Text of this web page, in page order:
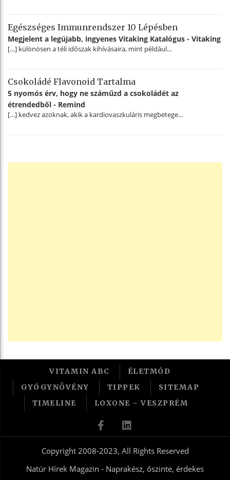
Egészséges Immunrendszer 10 Lépésben
Megjelent a legújabb, ingyenes Vitaking Katalógus - Vitaking
[…] különösen a téli időszak kihívásaira, mint például...
Csokoládé Flavonoid Tartalma
5 nyomós érv, hogy ne száműzd a csokoládét az
étrendedből - Remind
[…] kedvez azoknak, akik a kardiovaszkuláris megbetege...
VITAMIN ABC
ÉLETMÓD
GYÓGYNÖVÉNY
TIPPEK
SITEMAP
TIMELINE
LOXONE – VESZPRÉM
Copyright 2008-2023, All Rights Reserved
Natúr Hírek Magazin - Naprakész, őszinte, érdekes